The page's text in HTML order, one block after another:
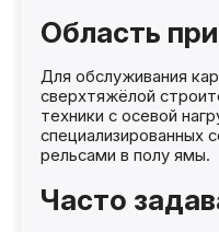
Область
Для обслуживания
сверхтяжёлой
техники с осевой
специализированных
рельсами в полу ямы.
Часто